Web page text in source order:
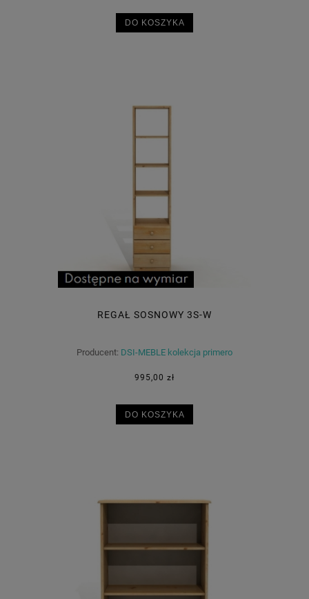
DO KOSZYKA
REGAŁ SOSNOWY 3S-W
Producent: DSI-MEBLE kolekcja primero
995,00 zł
DO KOSZYKA